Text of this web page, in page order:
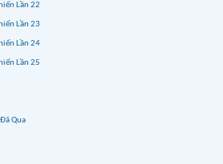
Lần 22
Lần 23
Lần 24
Lần 25
Qua